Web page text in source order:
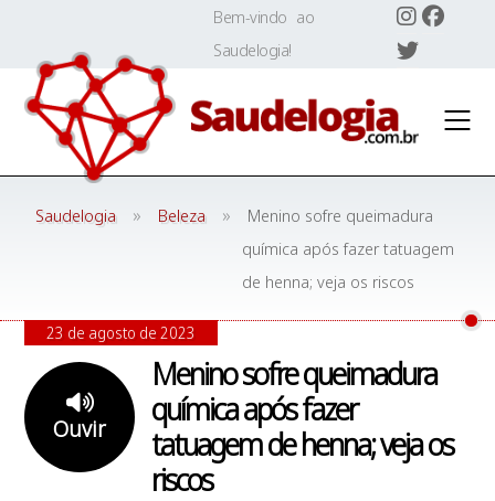
content
Bem-vindo ao
Saudelogia!
Saudelogia » Beleza »
Menino sofre queimadura
química após fazer tatuagem
de henna; veja os riscos
Menino sofre queimadura
química após fazer
tatuagem de henna; veja os
riscos
Ouvir
23 de agosto de 2023